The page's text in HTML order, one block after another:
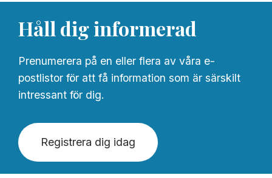
Håll dig informerad
Prenumerera på en eller flera av våra e-
postlistor för att få information som är särskilt
intressant för dig.
Registrera dig idag